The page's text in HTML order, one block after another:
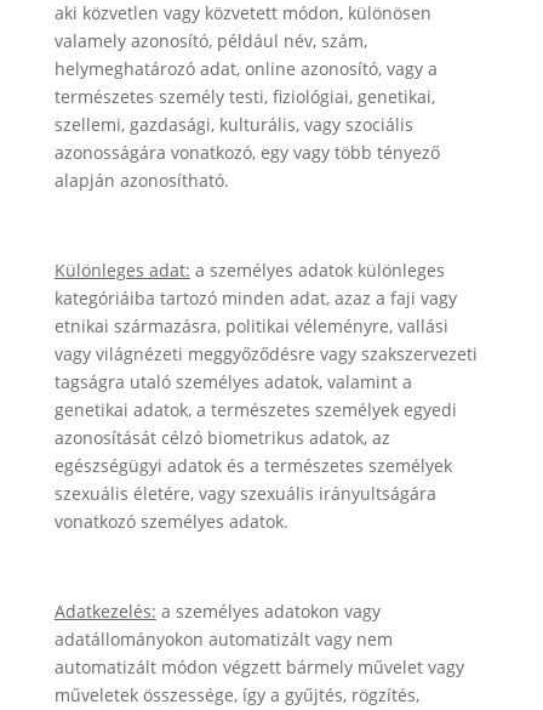
aki közvetlen vagy közvetett módon, különösen
valamely azonosító, például név, szám,
helymeghatározó adat, online azonosító, vagy a
természetes személy testi, fiziológiai, genetikai,
szellemi, gazdasági, kulturális, vagy szociális
azonosságára vonatkozó, egy vagy több tényező
alapján azonosítható.
Különleges adat: a személyes adatok különleges
kategóriáiba tartozó minden adat, azaz a faji vagy
etnikai származásra, politikai véleményre, vallási
vagy világnézeti meggyőződésre vagy szakszervezeti
tagságra utaló személyes adatok, valamint a
genetikai adatok, a természetes személyek egyedi
azonosítását célzó biometrikus adatok, az
egészségügyi adatok és a természetes személyek
szexuális életére, vagy szexuális irányultságára
vonatkozó személyes adatok.
Adatkezelés: a személyes adatokon vagy
adatállományokon automatizált vagy nem
automatizált módon végzett bármely művelet vagy
műveletek összessége, így a gyűjtés, rögzítés,